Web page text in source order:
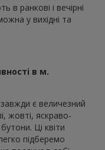
в ранкові і вечірні
у вихідні та
в м.
є величезний
жовті, яскраво-
Ці квіти
підберемо